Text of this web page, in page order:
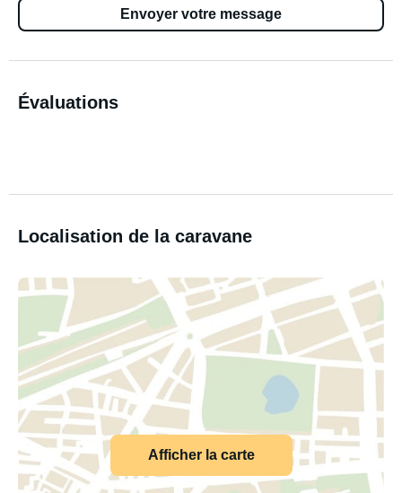
Envoyer votre message
Évaluations
Localisation de la caravane
Afficher la carte